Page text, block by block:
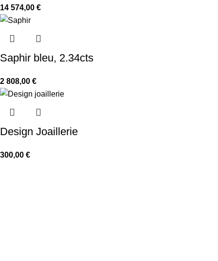
14 574,00 €
Saphir bleu, 2.34cts
2 808,00 €
Design Joaillerie
300,00 €